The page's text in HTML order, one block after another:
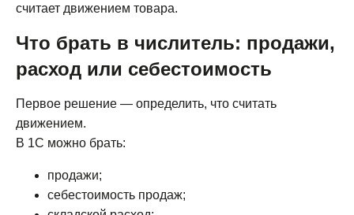
считает движением товара.
Что брать в числитель: продажи,
расход или себестоимость
Первое решение — определить, что считать
движением.
В 1С можно брать:
продажи;
себестоимость продаж;